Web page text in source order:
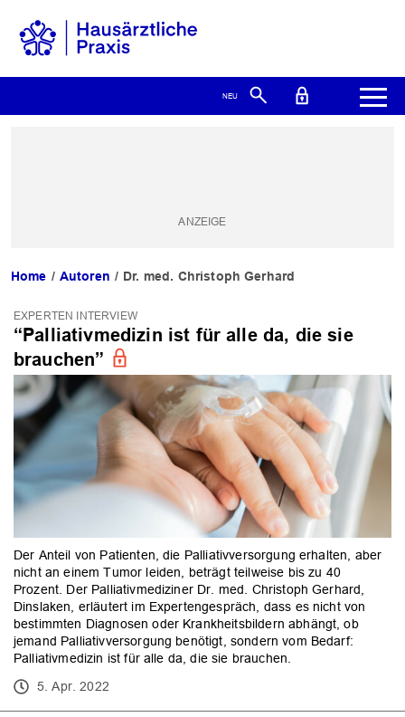
Home Autoren Dr. med. Christoph Gerhard
EXPERTEN INTERVIEW
“Palliativmedizin ist für alle da, die sie
brauchen”
Der Anteil von Patienten, die Palliativversorgung erhalten, aber
nicht an einem Tumor leiden, beträgt teilweise bis zu 40
Prozent. Der Palliativmediziner Dr. med. Christoph Gerhard,
Dinslaken, erläutert im Expertengespräch, dass es nicht von
bestimmten Diagnosen oder Krankheitsbildern abhängt, ob
jemand Palliativversorgung benötigt, sondern vom Bedarf:
Palliativmedizin ist für alle da, die sie brauchen.
5. Apr. 2022